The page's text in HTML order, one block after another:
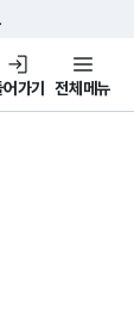
행복
가기 전체메뉴